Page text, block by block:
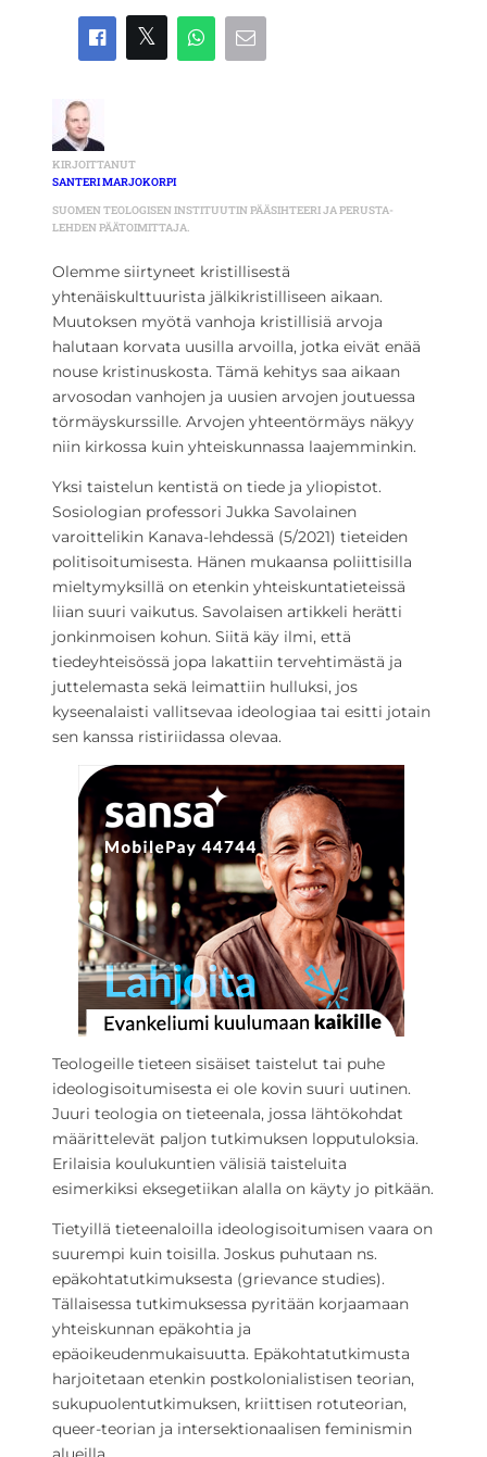
KIRJOITTANUT
SANTERI MARJOKORPI
SUOMEN TEOLOGISEN INSTITUUTIN PÄÄSIHTEERI JA PERUSTA-
LEHDEN PÄÄTOIMITTAJA.
Olemme siirtyneet kristillisestä
yhtenäiskulttuurista jälkikristilliseen aikaan.
Muutoksen myötä vanhoja kristillisiä arvoja
halutaan korvata uusilla arvoilla, jotka eivät enää
nouse kristinuskosta. Tämä kehitys saa aikaan
arvosodan vanhojen ja uusien arvojen joutuessa
törmäyskurssille. Arvojen yhteentörmäys näkyy
niin kirkossa kuin yhteiskunnassa laajemminkin.
Yksi taistelun kentistä on tiede ja yliopistot.
Sosiologian professori Jukka Savolainen
varoittelikin Kanava-lehdessä (5/2021) tieteiden
politisoitumisesta. Hänen mukaansa poliittisilla
mieltymyksillä on etenkin yhteiskuntatieteissä
liian suuri vaikutus. Savolaisen artikkeli herätti
jonkinmoisen kohun. Siitä käy ilmi, että
tiedeyhteisössä jopa lakattiin tervehtimästä ja
juttelemasta sekä leimattiin hulluksi, jos
kyseenalaisti vallitsevaa ideologiaa tai esitti jotain
sen kanssa ristiriidassa olevaa.
Teologeille tieteen sisäiset taistelut tai puhe
ideologisoitumisesta ei ole kovin suuri uutinen.
Juuri teologia on tieteenala, jossa lähtökohdat
määrittelevät paljon tutkimuksen lopputuloksia.
Erilaisia koulukuntien välisiä taisteluita
esimerkiksi eksegetiikan alalla on käyty jo pitkään.
Tietyillä tieteenaloilla ideologisoitumisen vaara on
suurempi kuin toisilla. Joskus puhutaan ns.
epäkohtatutkimuksesta (grievance studies).
Tällaisessa tutkimuksessa pyritään korjaamaan
yhteiskunnan epäkohtia ja
epäoikeudenmukaisuutta. Epäkohtatutkimusta
harjoitetaan etenkin postkolonialistisen teorian,
sukupuolentutkimuksen, kriittisen rotuteorian,
queer-teorian ja intersektionaalisen feminismin